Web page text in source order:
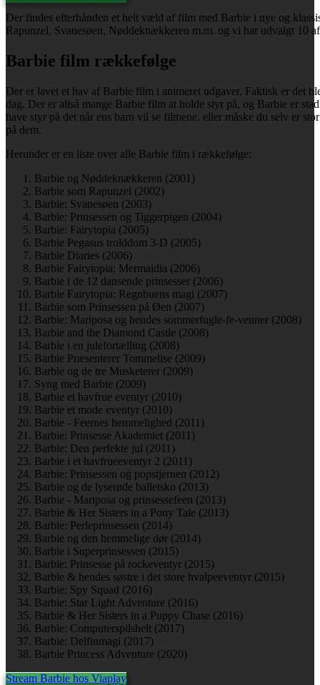
Der findes efterhånden et helt væld af film med Barbie i nye og
Rapunzel, Svanesøen, Nøddeknækkeren m.m. og vi har udvalgt 10
Barbie film rækkefølge
Der er lavet et hav af Barbie film i animeret udgaver. Faktisk er det
dag. Der er altså mange Barbie film at holde styr på, og Barbie er
have styr på det når ens barn vil se filmene, eller måske du selv er
på dem.
Herunder er en liste over alle Barbie film i rækkefølge:
Barbie og Nøddeknækkeren (2001)
Barbie som Rapunzel (2002)
Barbie: Svanesøen (2003)
Barbie: Prinsessen og Tiggerpigen (2004)
Barbie: Fairytopia (2005)
Barbie Pegasus trolddom 3-D (2005)
Barbie Diaries (2006)
Barbie Fairytopia: Mermaidia (2006)
Barbie i de 12 dansende prinsesser (2006)
Barbie Fairytopia: Regnbuens magi (2007)
Barbie som Prinsessen på Øen (2007)
Barbie: Mariposa og hendes sommerfugle-fe-venner (2008)
Barbie and the Diamond Castle (2008)
Barbie i en julefortælling (2008)
Barbie Præsenterer Tommelise (2009)
Barbie og de tre Musketerer (2009)
Syng med Barbie (2009)
Barbie et havfrue eventyr (2010)
Barbie et mode eventyr (2010)
Barbie - Feernes hemmelighed (2011)
Barbie: Prinsesse Akademiet (2011)
Barbie: Den perfekte jul (2011)
Barbie i et havfrueeventyr 2 (2011)
Barbie: Prinsessen og popstjernen (2012)
Barbie og de lyserøde balletsko (2013)
Barbie - Mariposa og prinsessefeen (2013)
Barbie & Her Sisters in a Pony Tale (2013)
Barbie: Perleprinsessen (2014)
Barbie og den hemmelige dør (2014)
Barbie i Superprinsessen (2015)
Barbie: Prinsesse på rockeventyr (2015)
Barbie & hendes søstre i det store hvalpeeventyr (2015)
Barbie: Spy Squad (2016)
Barbie: Star Light Adventure (2016)
Barbie & Her Sisters in a Puppy Chase (2016)
Barbie: Computerspilshelt (2017)
Barbie: Delfinmagi (2017)
Barbie Princess Adventure (2020)
Stream Barbie hos Viaplay